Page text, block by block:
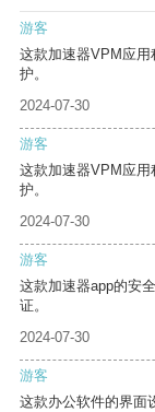
游客
这款加速器VPM应
护。
2024-07-30
游客
这款加速器VPM应
护。
2024-07-30
游客
这款加速器app的安
证。
2024-07-30
游客
这款办公软件的界面